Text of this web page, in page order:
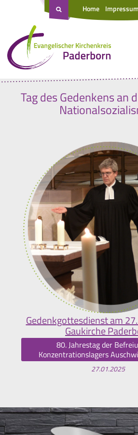
Home Impressum
Tag des Gedenkens an
Gedenkgottesdienst am
Gaukirche
80. Jahrestag der
Konzentrationslagers
27.01.2025